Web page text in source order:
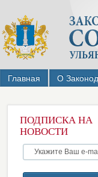
Главная О
ПОДПИСКА НА
НОВОСТИ